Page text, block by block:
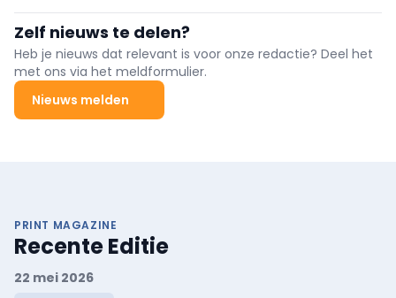
Zelf nieuws te delen?
Heb je nieuws dat relevant is voor onze redactie? Deel het
met ons via het meldformulier.
Nieuws melden
PRINT MAGAZINE
Recente Editie
22 mei 2026